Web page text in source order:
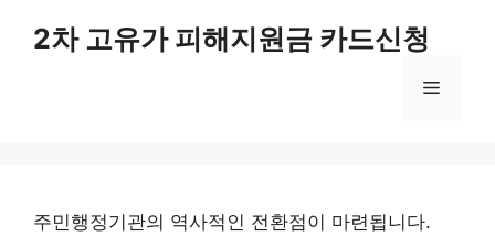
2차 고유가 피해지원금 카드신청
메
주민행정기관의 역사적인 전환점이 마련됩니다.